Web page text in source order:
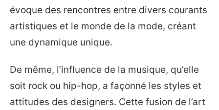
évoque des rencontres entre divers courants
artistiques et le monde de la mode, créant
une dynamique unique.
De même, l’influence de la musique, qu’elle
soit rock ou hip-hop, a façonné les styles et
attitudes des designers. Cette fusion de l’art